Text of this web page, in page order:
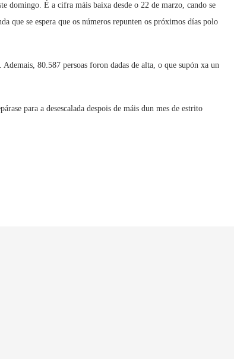
domingo. É a cifra máis baixa desde o 22 de marzo, cando se
que se espera que os números repunten os próximos días polo
80.587 persoas foron dadas de alta, o que supón xa un
para a desescalada despois de máis dun mes de estrito